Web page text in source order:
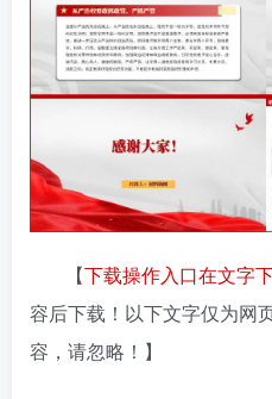
【下载操作入口在文字
容后下载！以下文字仅为网
容，请忽略！】